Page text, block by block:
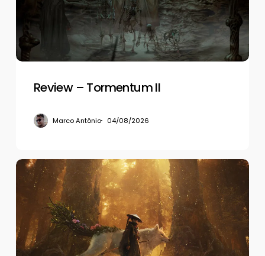
Review – Tormentum II
Marco Antônio 04/08/2026
Review
–
Beast
Reincarnation